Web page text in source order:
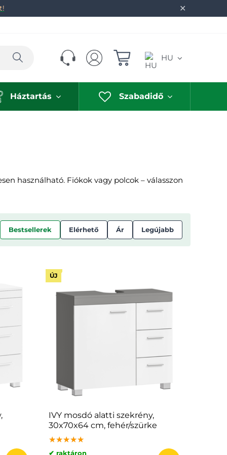
✕
Keresés HU
Háztartás Szabadidő
használható. Fiókok vagy polcok – válasszon
Bestsellerek Elérhető Ár Legújabb
ÚJ
IVY mosdó alatti szekrény,
30x70x64 cm, fehér/szürke
★★★★★
★★★★★
★★★★★
✔ raktáron